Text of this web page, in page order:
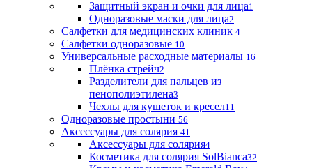
Защитный экран и очки для лица1
Одноразовые маски для лица2
Салфетки для медицинских клиник 4
Салфетки одноразовые 10
Универсальные расходные материалы 16
Плёнка стрейч2
Разделители для пальцев из
пенополиэтилена3
Чехлы для кушеток и кресел11
Одноразовые простыни 56
Аксессуары для солярия 41
Аксессуары для солярия4
Косметика для солярия SolBianca32